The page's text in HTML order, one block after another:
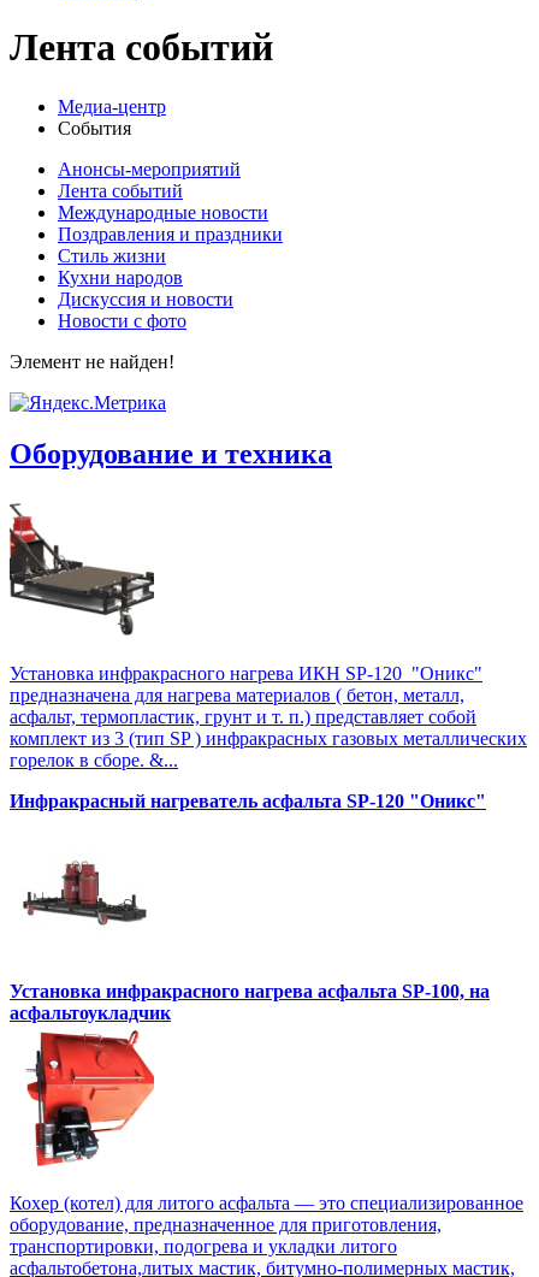
Лента событий
Медиа-центр
События
Анонсы-мероприятий
Лента событий
Международные новости
Поздравления и праздники
Cтиль жизни
Кухни народов
Дискуссия и новости
Новости с фото
Элемент не найден!
Оборудование и техника
Установка инфракрасного нагрева ИКН SP-120 "Оникс"
предназначена для нагрева материалов ( бетон, металл,
асфальт, термопластик, грунт и т. п.) представляет собой
комплект из 3 (тип SP ) инфракрасных газовых металлических
горелок в сборе. &...
Инфракрасный нагреватель асфальта SP-120 "Оникс"
Установка инфракрасного нагрева асфальта SP-100, на
асфальтоукладчик
Кохер (котел) для литого асфальта — это специализированное
оборудование, предназначенное для приготовления,
транспортировки, подогрева и укладки литого
асфальтобетона,литых мастик, битумно-полимерных мастик,